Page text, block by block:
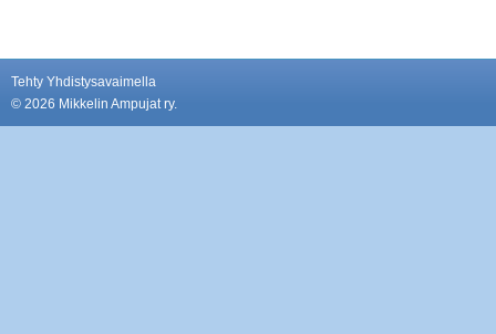
Tehty Yhdistysavaimella
© 2026 Mikkelin Ampujat ry.